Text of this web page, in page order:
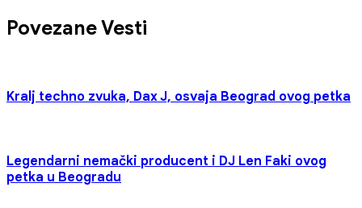
Povezane Vesti
Kralj techno zvuka, Dax J, osvaja Beograd ovog petka
Legendarni nemački producent i DJ Len Faki ovog
petka u Beogradu